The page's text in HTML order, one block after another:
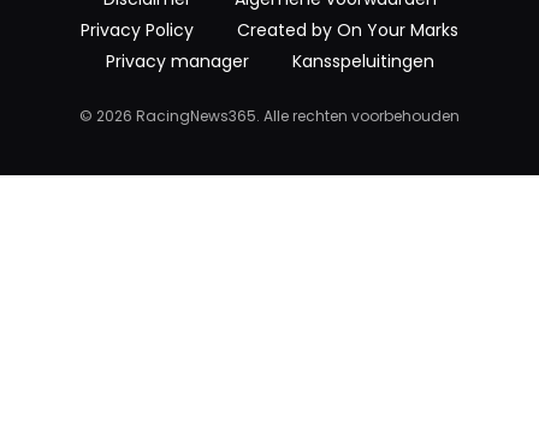
Privacy Policy
Created by On Your Marks
Privacy manager
Kansspeluitingen
© 2026 RacingNews365. Alle rechten voorbehouden